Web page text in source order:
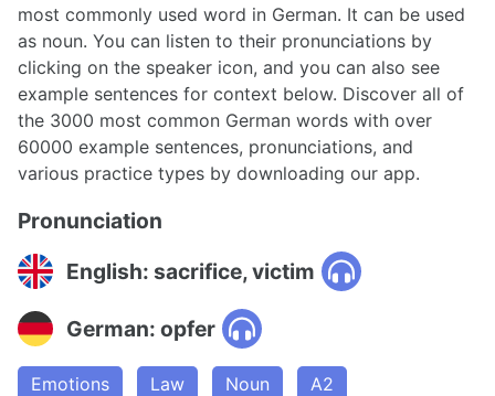
most commonly used word in German. It can be used
as noun. You can listen to their pronunciations by
clicking on the speaker icon, and you can also see
example sentences for context below. Discover all of
the 3000 most common German words with over
60000 example sentences, pronunciations, and
various practice types by downloading our app.
Pronunciation
English: sacrifice, victim
German: opfer
Emotions Law Noun A2